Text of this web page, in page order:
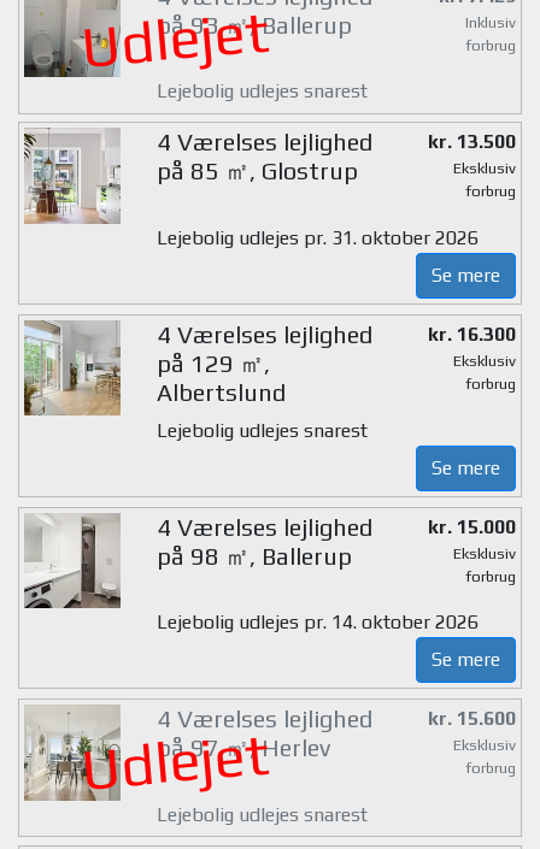
Udlejet
på 93 ㎡, Ballerup
Inklusiv
forbrug
Lejebolig udlejes snarest
4 Værelses lejlighed
på 85 ㎡, Glostrup
kr. 13.500
Eksklusiv
forbrug
Lejebolig udlejes pr. 31. oktober 2026
Se mere
4 Værelses lejlighed
på 129 ㎡,
Albertslund
kr. 16.300
Eksklusiv
forbrug
Lejebolig udlejes snarest
Se mere
4 Værelses lejlighed
på 98 ㎡, Ballerup
kr. 15.000
Eksklusiv
forbrug
Lejebolig udlejes pr. 14. oktober 2026
Se mere
Udlejet
4 Værelses lejlighed
på 97 ㎡, Herlev
kr. 15.600
Eksklusiv
forbrug
Lejebolig udlejes snarest